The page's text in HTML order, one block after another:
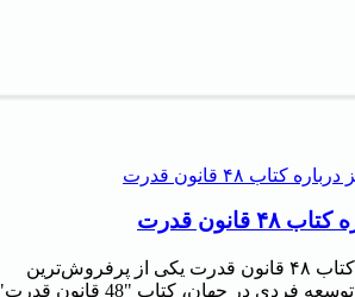
قانون قدرت
همه چیز درباره کتاب ۴۸ قانون قدرت یکی از پرفروش‌ترین
کتب موفقیت و توسعه فردی در جهان، کتاب "48 قانون